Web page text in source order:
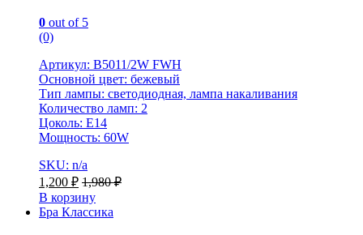
0 out of 5
(0)
Артикул: B5011/2W FWH
Основной цвет: бежевый
Тип лампы: светодиодная, лампа накаливания
Количество ламп: 2
Цоколь: E14
Мощность: 60W
SKU: n/a
1,200 ₽ 1,980₽
В корзину
Бра Классика